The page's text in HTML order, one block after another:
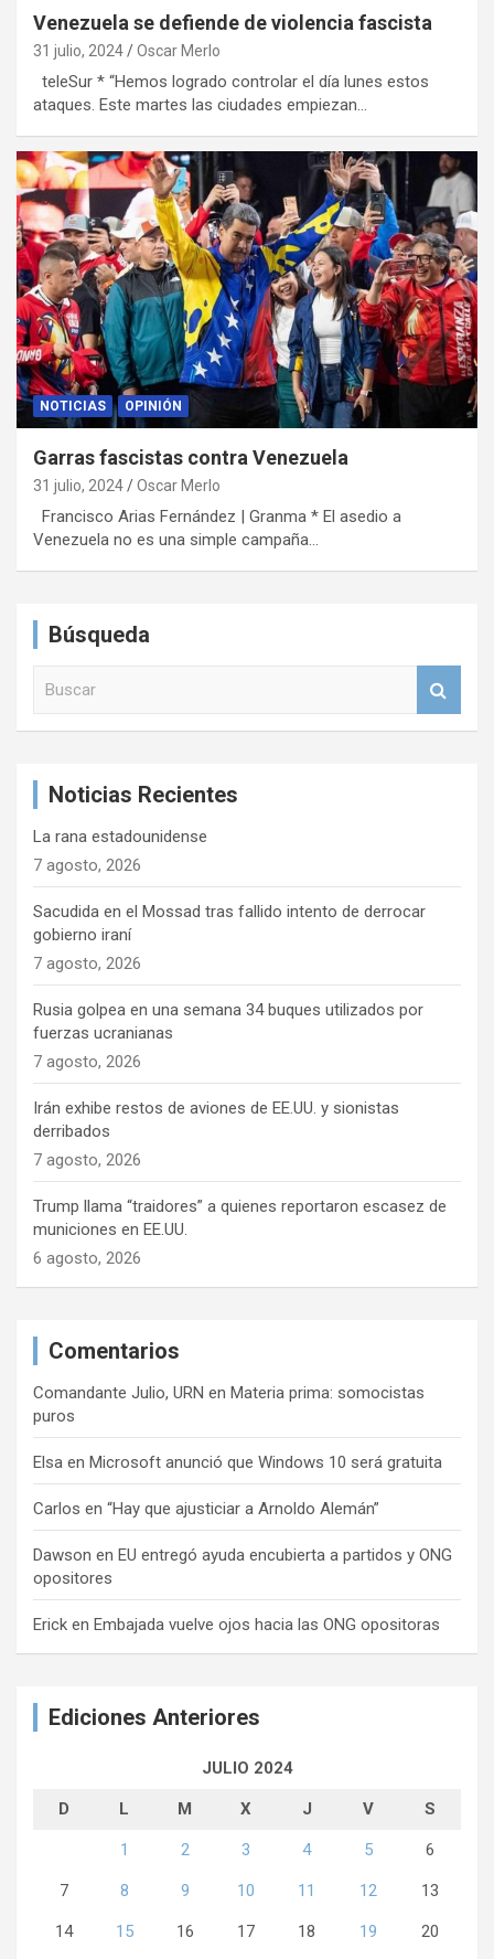
Venezuela se defiende de violencia fascista
31 julio, 2024 Oscar Merlo
teleSur * “Hemos logrado controlar el día lunes estos
ataques. Este martes las ciudades empiezan…
NOTICIAS OPINIÓN
Garras fascistas contra Venezuela
31 julio, 2024 Oscar Merlo
Francisco Arias Fernández | Granma * El asedio a
Venezuela no es una simple campaña…
Búsqueda
Noticias Recientes
La rana estadounidense
7 agosto, 2026
Sacudida en el Mossad tras fallido intento de derrocar
gobierno iraní
7 agosto, 2026
Rusia golpea en una semana 34 buques utilizados por
fuerzas ucranianas
7 agosto, 2026
Irán exhibe restos de aviones de EE.UU. y sionistas
derribados
7 agosto, 2026
Trump llama “traidores” a quienes reportaron escasez de
municiones en EE.UU.
6 agosto, 2026
Comentarios
Comandante Julio, URN en Materia prima: somocistas
puros
Elsa en Microsoft anunció que Windows 10 será gratuita
Carlos en “Hay que ajusticiar a Arnoldo Alemán”
Dawson en EU entregó ayuda encubierta a partidos y ONG
opositores
Erick en Embajada vuelve ojos hacia las ONG opositoras
Ediciones Anteriores
JULIO 2024
D L M X J V S
1 2 3 4 5 6
7 8 9 10 11 12 13
14 15 16 17 18 19 20